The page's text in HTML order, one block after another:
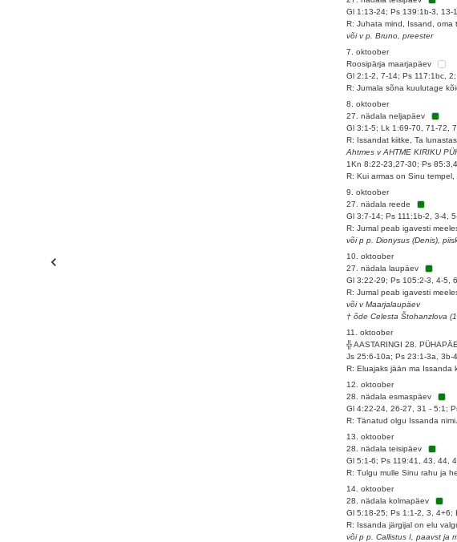
Gl 1:13-24; Ps 139:1b-3, 13-
R: Juhata mind, Issand, oma
või v p. Bruno, preester
7. oktoober
Roosipärja maarjapäev
Gl 2:1-2, 7-14; Ps 117:1bc,
R: Jumala sõna kuulutage
8. oktoober
27. nädala neljapäev
Gl 3:1-5; Lk 1:69-70, 71-72,
R: Issandat kiitke, Ta lunastas
Ahtmes v AHTME KIRIKU
1Kn 8:22-23,27-30; Ps
R: Kui armas on Sinu tempel,
9. oktoober
27. nädala reede
Gl 3:7-14; Ps 111:1b-2, 3-4,
R: Jumal peab igavesti
või p p. Dionysus (Denis),
10. oktoober
27. nädala laupäev
Gl 3:22-29; Ps 105:2-3, 4-5,
R: Jumal peab igavesti
või v Maarjalaupäev
† õde Celesta Štohanzlova
11. oktoober
╬ AASTARINGI 28.
Js 25:6-10a; Ps 23:1-3a, 3b-
R: Eluajaks jään ma Issanda
12. oktoober
28. nädala esmaspäev
Gl 4:22-24, 26-27, 31 - 5:1;
R: Tänatud olgu Issanda nimi.
13. oktoober
28. nädala teisipäev
Gl 5:1-6; Ps 119:41, 43, 44,
R: Tulgu mulle Sinu rahu ja
14. oktoober
28. nädala kolmapäev
Gl 5:18-25; Ps 1:1-2, 3, 4+6;
R: Issanda järgijal on elu
või p p. Callistus I, paavst ja